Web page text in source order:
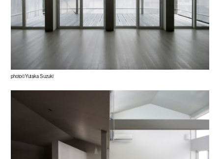
photo©Yutaka Suzuki